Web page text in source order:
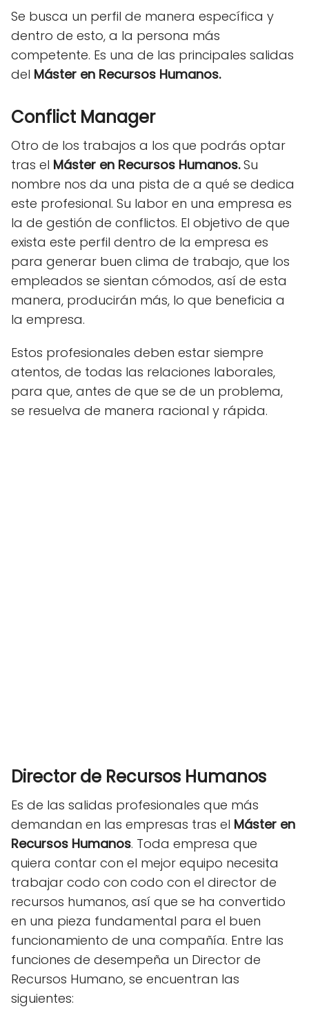
Se busca un perfil de manera específica y
dentro de esto, a la persona más
competente. Es una de las principales salidas
del Máster en Recursos Humanos.
Conflict Manager
Otro de los trabajos a los que podrás optar
tras el Máster en Recursos Humanos.Su
nombre nos da una pista de a qué se dedica
este profesional. Su labor en una empresa es
la de gestión de conflictos. El objetivo de que
exista este perfil dentro de la empresa es
para generar buen clima de trabajo, que los
empleados se sientan cómodos, así de esta
manera, producirán más, lo que beneficia a
la empresa.
Estos profesionales deben estar siempre
atentos, de todas las relaciones laborales,
para que, antes de que se de un problema,
se resuelva de manera racional y rápida.
Director de Recursos Humanos
Es de las salidas profesionales que más
demandan en las empresas tras el Máster en
Recursos Humanos. Toda empresa que
quiera contar con el mejor equipo necesita
trabajar codo con codo con el director de
recursos humanos, así que se ha convertido
en una pieza fundamental para el buen
funcionamiento de una compañía. Entre las
funciones de desempeña un Director de
Recursos Humano, se encuentran las
siguientes: